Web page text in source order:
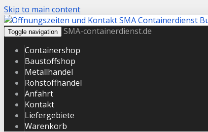
Skip to main content
Toggle navigation
SMA-containerdienst.de
Containershop
Baustoffshop
Metallhandel
Rohstoffhandel
Anfahrt
Kontakt
Liefergebiete
Warenkorb